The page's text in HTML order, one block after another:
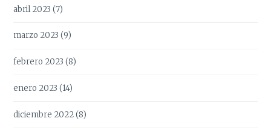
abril 2023 (7)
marzo 2023 (9)
febrero 2023 (8)
enero 2023 (14)
diciembre 2022(8)